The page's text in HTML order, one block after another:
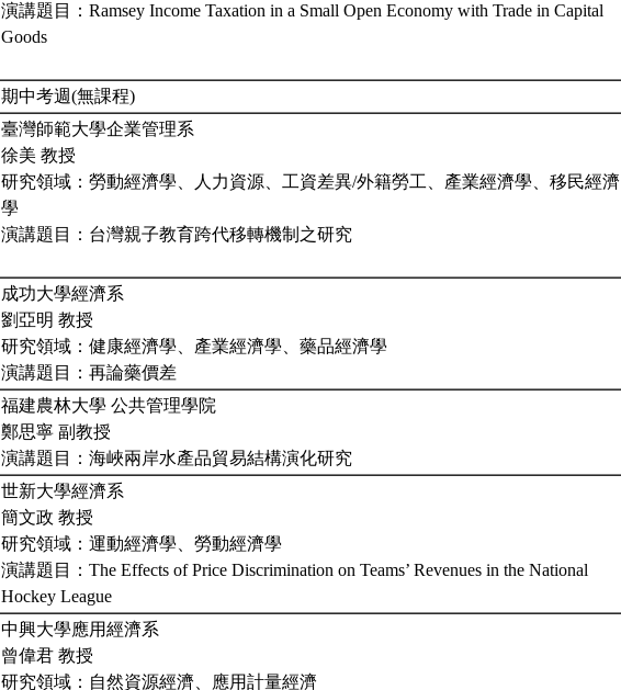
演講題目：Ramsey Income Taxation in a Small Open Economy with Trade in Capital
Goods
期中考週(無課程)
臺灣師範大學企業管理系
徐美 教授
研究領域：勞動經濟學、人力資源、工資差異/外籍勞工、產業經濟學、移民經濟
學
演講題目：台灣親子教育跨代移轉機制之研究
成功大學經濟系
劉亞明 教授
研究領域：健康經濟學、產業經濟學、藥品經濟學
演講題目：再論藥價差
福建農林大學 公共管理學院
鄭思寧 副教授
演講題目：海峽兩岸水產品貿易結構演化研究
世新大學經濟系
簡文政 教授
研究領域：運動經濟學、勞動經濟學
演講題目：The Effects of Price Discrimination on Teams’ Revenues in the National
Hockey League
中興大學應用經濟系
曾偉君 教授
研究領域：自然資源經濟、應用計量經濟